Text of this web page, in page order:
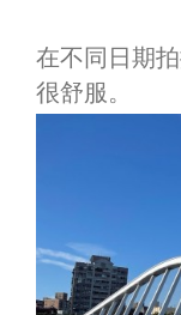
在不同日期
很舒服。